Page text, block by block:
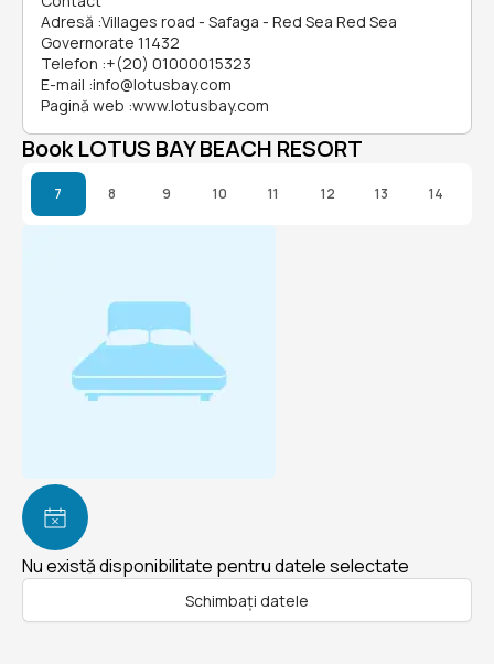
Adresă :Villages road - Safaga - Red Sea Red Sea
Governorate 11432
Telefon :+(20) 01000015323
E-mail :info@lotusbay.com
Pagină web :www.lotusbay.com
Book LOTUS BAY BEACH RESORT
7 8 9 10 11 12 13 14
Nu există disponibilitate pentru datele selectate
Schimbați datele